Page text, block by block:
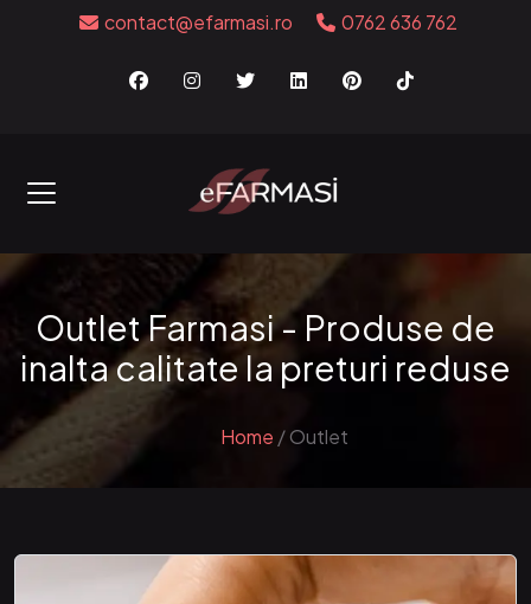
contact@efarmasi.ro 0762 636 762
Outlet Farmasi - Produse de
inalta calitate la preturi reduse
Home /Outlet